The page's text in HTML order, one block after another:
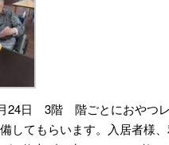
日 3階 階ごとにおやつレ
してもらいます。入居者様